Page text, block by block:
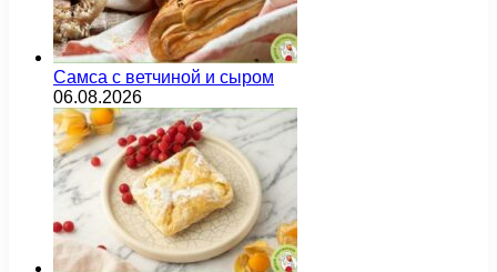
Самса с ветчиной и сыром
06.08.2026